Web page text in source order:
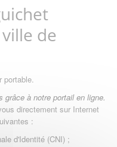
de
à notre portail en ligne.
directement sur Internet
:
d'Identité (CNI) ;